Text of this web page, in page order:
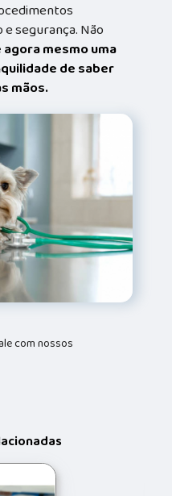
segurança. Não
mesmo uma
de saber
mãos.
com nossos